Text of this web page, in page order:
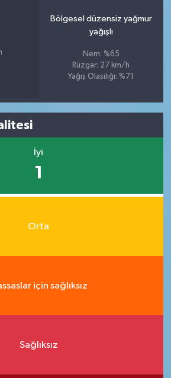
Bölgesel düzensiz yağmur
yağışlı
Nem: %65
Rüzgar: 27 km/h
Yağış Olasılığı: %71
İyi
1
Orta
için sağlıksız
Sağlıksız